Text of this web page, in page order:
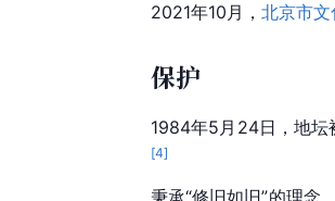
2021年10月， 北京市
保护
1984年5月24日，地坛
[4]